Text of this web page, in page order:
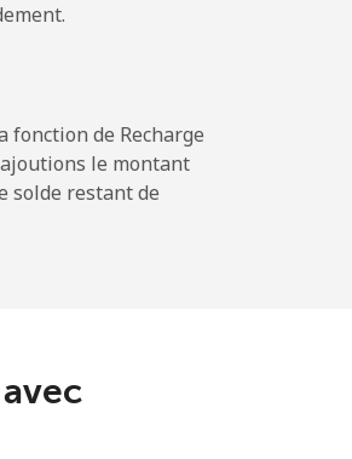
fonction de Recharge
le montant
solde restant de